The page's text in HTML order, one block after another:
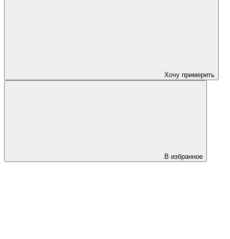
Хочу примерить
В избранное